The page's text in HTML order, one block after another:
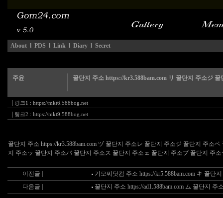
About l PDS l Link l Diary l Secret
주윤 꿀단지 주소 https://kr3.588bam.com リ 꿀단지 주소ジ 꿀
링크1 : https://mkt6.588bog.net
링크2 : https://mkt9.588bog.net
꿀단지 주소 https://kr3.588bam.com ヅ 꿀단지 주소レ 꿀단지 주소ジ 꿀단지 주
지 주소ッ 꿀단지 주소バ 꿀단지 주소ス 꿀단지 주소ェ 꿀단지 주소プ 꿀단지 주
이전글 |
기모찌닷컴 주소 https://kr5.588bam.com キ 꿀단
다음글 |
꿀단지 주소 https://ad1.588bam.com ム 꿀단지 주